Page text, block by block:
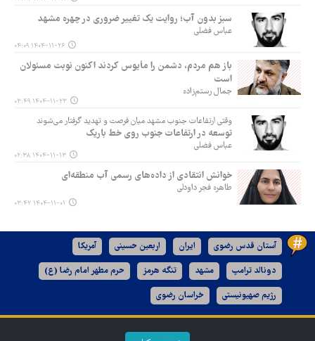
سبز بدون آب؛ روایت یک تغییر ضروری در چهره مشهد
عباس فضلی
۱۴۰۴-۱۱-۲۶ ۰۴:۰۹
باز هم مردم، دشمن را مأیوس کردند اکنون نوبت مسئولان
است
جمال رستم‌زاده
۱۴۰۴-۱۱-۲۳ ۰۳:۴۹
وقتی ارتفاعات جنوب مشهد میان فرصت و تهدید گرفتار می‌شوند
توسعه در ارتفاعات جنوب روی خط باریک
عباس فضلی
۱۴۰۴-۱۱-۱۳ ۰۲:۳۸
خوانش انتقادی از داده‌های رسمی آب منطقه‌ای
طاهره فجر داودلی
۱۴۰۴-۱۱-۰۱ ۰۳:۴۲
آستان قدس رضوی ایران اربعین حسینی آمریکا
دونالد ترامپ مشهد تنگه هرمز حرم مطهر امام رضا (ع)
رژیم صهیونیستی خراسان رضوی